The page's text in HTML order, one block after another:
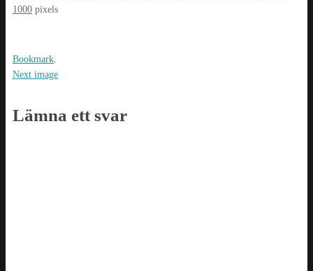
1000 pixels
Bookmark
Next image
Lämna ett svar